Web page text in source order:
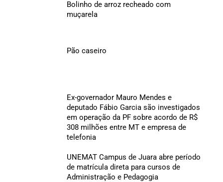
Bolinho de arroz recheado com
muçarela
Pão caseiro
Ex-governador Mauro Mendes e
deputado Fábio Garcia são investigados
em operação da PF sobre acordo de R$
308 milhões entre MT e empresa de
telefonia
UNEMAT Campus de Juara abre período
de matrícula direta para cursos de
Administração e Pedagogia